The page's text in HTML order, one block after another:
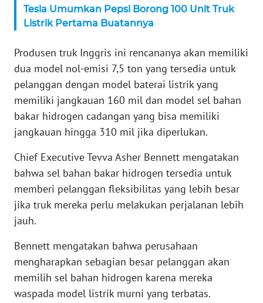
Tesla Umumkan Pepsi Borong 100 Unit Truk
Listrik Pertama Buatannya
Produsen truk Inggris ini rencananya akan memiliki
dua model nol-emisi 7,5 ton yang tersedia untuk
pelanggan dengan model baterai listrik yang
memiliki jangkauan 160 mil dan model sel bahan
bakar hidrogen cadangan yang bisa memiliki
jangkauan hingga 310 mil jika diperlukan.
Chief Executive Tevva Asher Bennett mengatakan
bahwa sel bahan bakar hidrogen tersedia untuk
memberi pelanggan fleksibilitas yang lebih besar
jika truk mereka perlu melakukan perjalanan lebih
jauh.
Bennett mengatakan bahwa perusahaan
mengharapkan sebagian besar pelanggan akan
memilih sel bahan hidrogen karena mereka
waspada model listrik murni yang terbatas.
WN
SUMUT
WN
JAKARTA
JABAR
WN
WN
NTT
WN
WN
PAPUA